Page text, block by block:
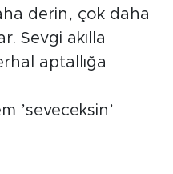
derin, çok daha
Sevgi akılla
aptallığa
’seveceksin’